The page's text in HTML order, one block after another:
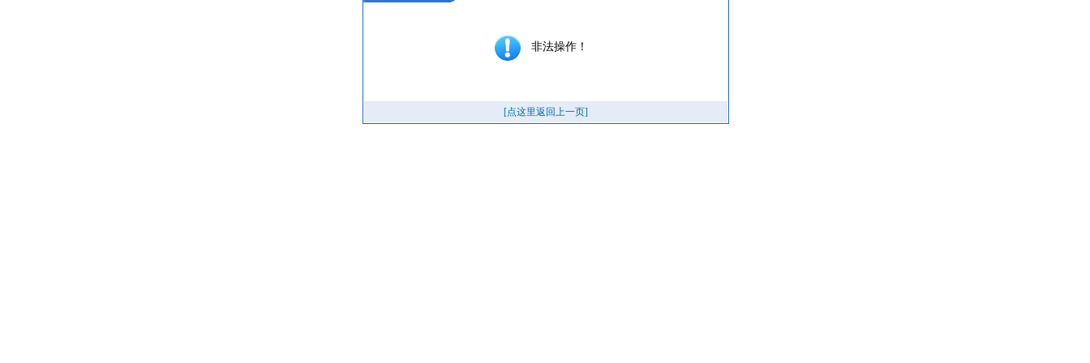
非法操作！
[点这里返回上一页]